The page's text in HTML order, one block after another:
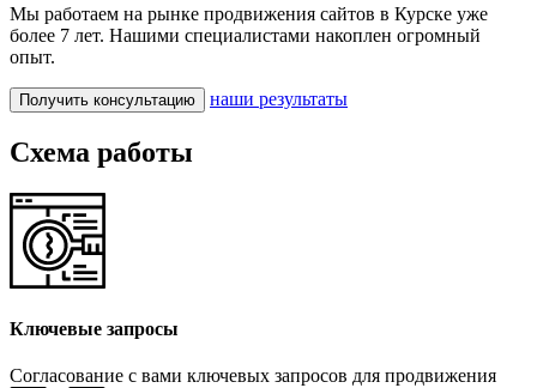
Мы работаем на рынке продвижения сайтов в Курске уже
более 7 лет. Нашими специалистами накоплен огромный
опыт.
Получить консультацию наши результаты
Схема работы
Ключевые запросы
Согласование с вами ключевых запросов для продвижения